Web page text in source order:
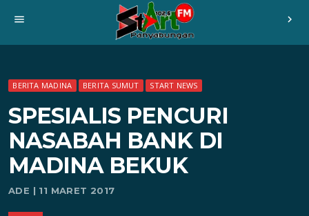
menu chevron_right
BERITA MADINA BERITA SUMUT START NEWS
SPESIALIS PENCURI
NASABAH BANK DI
MADINA BEKUK
ADE | 11 MARET 2017